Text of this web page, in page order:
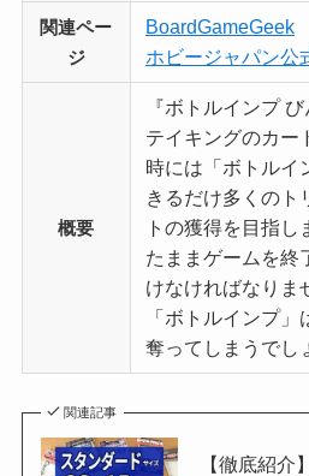
関連ペー
ジ
BoardGameGeek
ホビージャパン公
概要
『ボトルインプ
テイキングのカー
時には「ボトルイ
きるだけ多くのト
トの獲得を目指
たままゲームを終
けなければなりま
「ボトルインプ
奪ってしまうでし
関連記事
【徹底紹介